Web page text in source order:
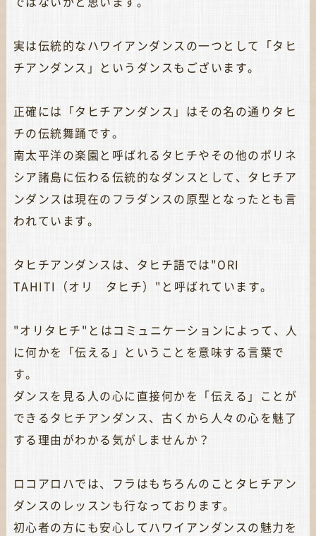
実は伝統的なハワイアンダンスの一つとして「タヒ
チアンダンス」というダンスもございます。
正確には「タヒチアンダンス」はその名の通りタヒ
チの伝統舞踊です。
南太平洋の楽園と呼ばれるタヒチやその他のポリネ
シア諸島に伝わる伝統的なダンスとして、タヒチア
ンダンスは現在のフラダンスの原型となったとも言
われています。
タヒチアンダンスは、タヒチ語では"ORI
TAHITI（オリ タヒチ）"と呼ばれています。
"オリタヒチ"とはコミュニケーションによって、人
に何かを「伝える」ということを意味する言葉で
す。
ダンスを見る人の心に直接何かを「伝える」ことが
できるタヒチアンダンス、古くから人々の心を魅了
する理由がわかる気がしませんか？
ロコアロハでは、フラはもちろんのことタヒチアン
ダンスのレッスンも行なっております。
初心者の方にも安心してハワイアンダンスの魅力を